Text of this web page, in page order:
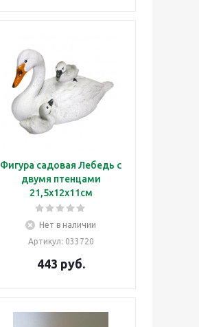
Фигура садовая Лебедь с
двумя птенцами
21,5х12х11см
Нет в наличии
Артикул: 033720
443 руб.